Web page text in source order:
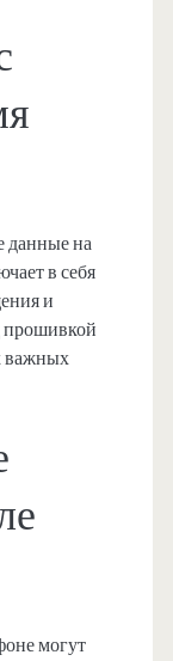
данные на
в себя
и
важных
могут